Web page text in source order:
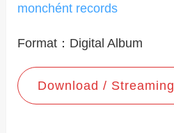
monchént records
Format：Digital Album
Download / Streaming